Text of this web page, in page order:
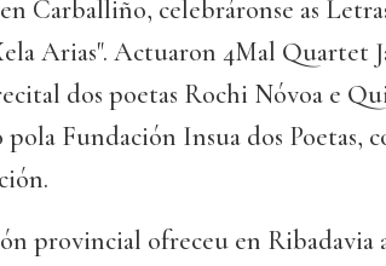
Carballiño, celebráronse as
Arias". Actuaron 4Mal Quartet
dos poetas Rochi Nóvoa e
pola Fundación Insua dos Poetas,
provincial ofreceu en Ribadavia